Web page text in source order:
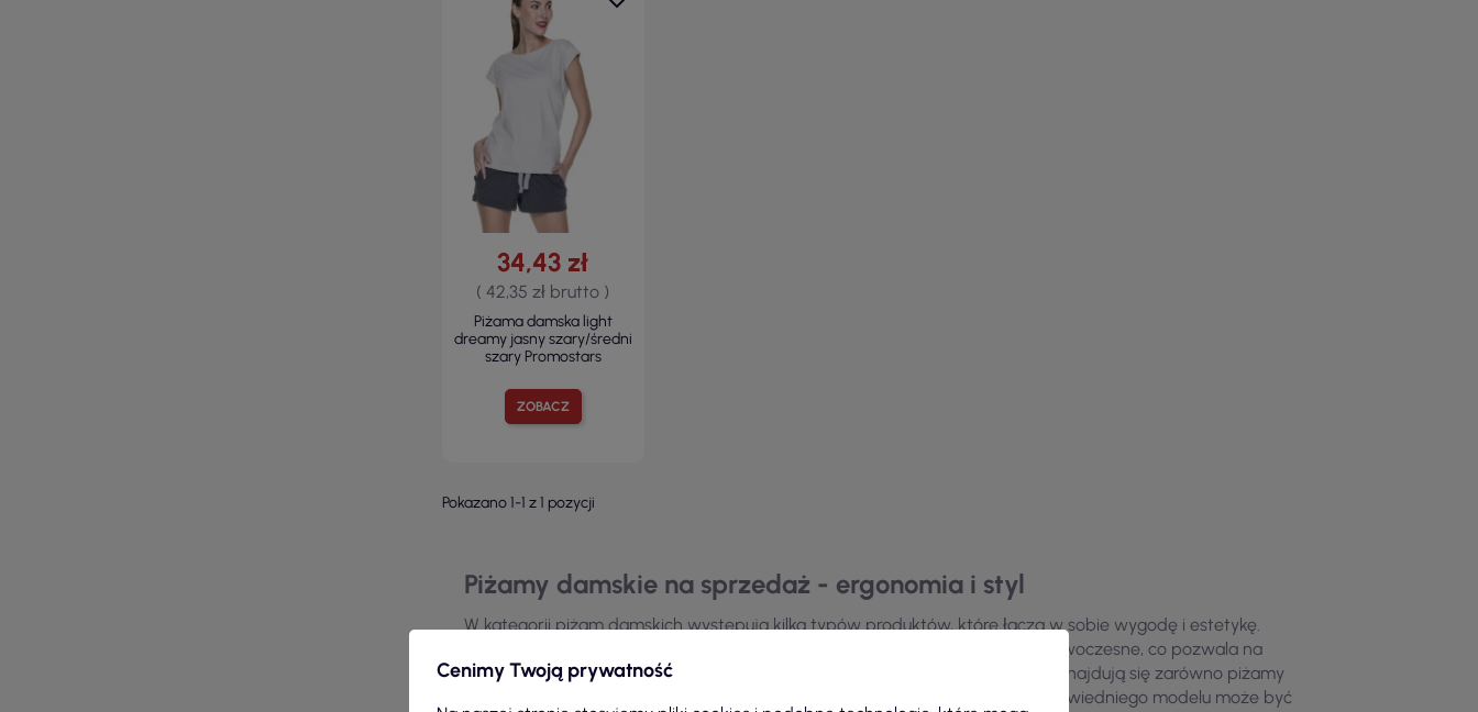
ZOBACZ
34,43 zł
( 42,35 zł brutto )
Piżama damska light
dreamy jasny szary/średni
szary Promostars
Pokazano 1-1 z 1 pozycji
Piżamy damskie na sprzedaż - ergonomia i styl
W kategorii piżam damskich występują kilka typów produktów, które łączą w sobie wygodę i estetykę.
Oferowane piżamy charakteryzują się różnymi stylami, od klasycznych po nowoczesne, co pozwala na
dopasowanie do indywidualnych preferencji. Wśród dostępnych wariantów znajdują się zarówno piżamy
długie, jak i krótkie, co sprawia, że można je nosić przez cały rok. Wybór odpowiedniego modelu może być
Cenimy Twoją prywatność